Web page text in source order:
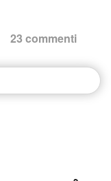
23 commenti